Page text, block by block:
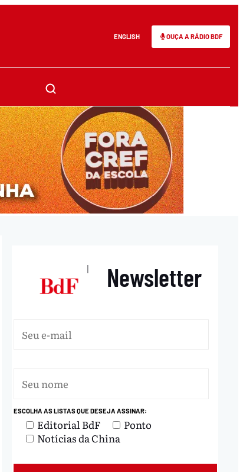
ENGLISH OUÇA A RÁDIO BDF
| Newsletter
ESCOLHA AS LISTAS QUE DESEJA ASSINAR:
Editorial BdF
Ponto
Notícias da China